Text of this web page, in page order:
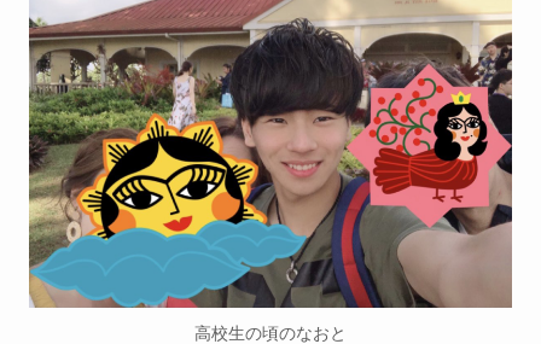
高校生の頃のなおと